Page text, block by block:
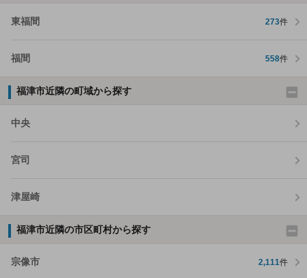
東福間 273件
福間 558件
福津市近隣の町域から探す
中央
宮司
津屋崎
福津市近隣の市区町村から探す
宗像市 2,111件